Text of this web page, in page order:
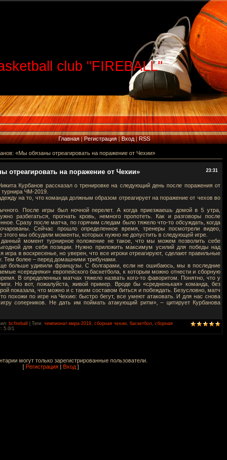
club "FIREBALL"
Главная|Регистрация|Вход|RSS
«Мы обязаны отреагировать на поражение от Чехии»
23:31
отреагировать на поражение от Чехии»
Курбанов рассказал о тренировке на следующий день после поражения от
турнира ЧМ-2019.
на то, что команда должным образом отреагирует на поражение от чехов во
После игры был ночной перелет. А когда приезжаешь домой в 5 утра,
разбегаться, прогнать кровь, немного пропотеть. Как и разговоры после
Сразу после матча, по горячим следам было тяжело что-то обсуждать, когда
Сейчас прошло определенное время, тренеры посмотрели видео,
мы обсудили моменты, которых нужно не допустить в следующей игре.
момент турнирное положение не такое, что мы можем позволить себе
для себя позиции. Нужно приложить максимум усилий для победы над
игра в воскресенье, но уверен, что все игроки отреагируют, сделают правильные
Тем более – перед домашними трибунами.
больше удивили французы. С болгарами, если не ошибаюсь, мы в последние
«середняки» европейского баскетбола, к которым можно отнести и сборную
В определенных матчах тяжело назвать кого-то фаворитом. Понятно, что у
Но вот, пожалуйста, живой пример. Вроде бы «средненькая» команда, без
показала, что можно и с таким составом биться и побеждать. Безусловно, матч
похожи по игре на Чехию: быстро бегут, все умеют атаковать. И для нас снова
соперников. Не дать им поймать атакующий ритм», – цитирует Курбанова
: bcfireball Теги: чемпионат мира-2019 сборная чехии баскетбол сборная
: 5.0/1
могут только зарегистрированные пользователи.
[ Регистрация| Вход]